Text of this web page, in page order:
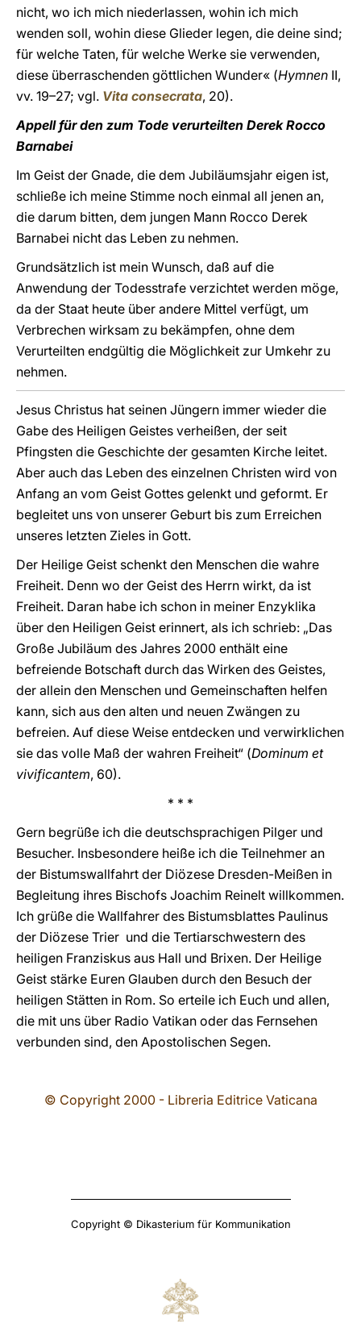
nicht, wo ich mich niederlassen, wohin ich mich
wenden soll, wohin diese Glieder legen, die deine sind;
für welche Taten, für welche Werke sie verwenden,
diese überraschenden göttlichen Wunder« (Hymnen II,
vv. 19–27; vgl. Vita consecrata, 20).
Appell für den zum Tode verurteilten Derek Rocco
Barnabei
Im Geist der Gnade, die dem Jubiläumsjahr eigen ist,
schließe ich meine Stimme noch einmal all jenen an,
die darum bitten, dem jungen Mann Rocco Derek
Barnabei nicht das Leben zu nehmen.
Grundsätzlich ist mein Wunsch, daß auf die
Anwendung der Todesstrafe verzichtet werden möge,
da der Staat heute über andere Mittel verfügt, um
Verbrechen wirksam zu bekämpfen, ohne dem
Verurteilten endgültig die Möglichkeit zur Umkehr zu
nehmen.
Jesus Christus hat seinen Jüngern immer wieder die
Gabe des Heiligen Geistes verheißen, der seit
Pfingsten die Geschichte der gesamten Kirche leitet.
Aber auch das Leben des einzelnen Christen wird von
Anfang an vom Geist Gottes gelenkt und geformt. Er
begleitet uns von unserer Geburt bis zum Erreichen
unseres letzten Zieles in Gott.
Der Heilige Geist schenkt den Menschen die wahre
Freiheit. Denn wo der Geist des Herrn wirkt, da ist
Freiheit. Daran habe ich schon in meiner Enzyklika
über den Heiligen Geist erinnert, als ich schrieb: „Das
Große Jubiläum des Jahres 2000 enthält eine
befreiende Botschaft durch das Wirken des Geistes,
der allein den Menschen und Gemeinschaften helfen
kann, sich aus den alten und neuen Zwängen zu
befreien. Auf diese Weise entdecken und verwirklichen
sie das volle Maß der wahren Freiheit“ (Dominum et
vivificantem, 60).
* * *
Gern begrüße ich die deutschsprachigen Pilger und
Besucher. Insbesondere heiße ich die Teilnehmer an
der Bistumswallfahrt der Diözese Dresden-Meißen in
Begleitung ihres Bischofs Joachim Reinelt willkommen.
Ich grüße die Wallfahrer des Bistumsblattes Paulinus
der Diözese Trier und die Tertiarschwestern des
heiligen Franziskus aus Hall und Brixen. Der Heilige
Geist stärke Euren Glauben durch den Besuch der
heiligen Stätten in Rom. So erteile ich Euch und allen,
die mit uns über Radio Vatikan oder das Fernsehen
verbunden sind, den Apostolischen Segen.
© Copyright 2000 - Libreria Editrice Vaticana
Copyright © Dikasterium für Kommunikation